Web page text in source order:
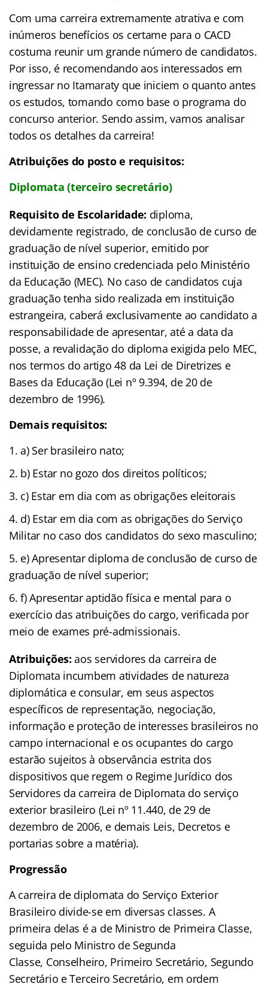
Com uma carreira extremamente atrativa e com
inúmeros benefícios os certame para o CACD
costuma reunir um grande número de candidatos.
Por isso, é recomendando aos interessados em
ingressar no Itamaraty que iniciem o quanto antes
os estudos, tomando como base o programa do
concurso anterior. Sendo assim, vamos analisar
todos os detalhes da carreira!
Atribuições do posto e requisitos:
Diplomata (terceiro secretário)
Requisito de Escolaridade: diploma,
devidamente registrado, de conclusão de curso de
graduação de nível superior, emitido por
instituição de ensino credenciada pelo Ministério
da Educação (MEC). No caso de candidatos cuja
graduação tenha sido realizada em instituição
estrangeira, caberá exclusivamente ao candidato a
responsabilidade de apresentar, até a data da
posse, a revalidação do diploma exigida pelo MEC,
nos termos do artigo 48 da Lei de Diretrizes e
Bases da Educação (Lei nº 9.394, de 20 de
dezembro de 1996).
Demais requisitos:
a) Ser brasileiro nato;
b) Estar no gozo dos direitos políticos;
c) Estar em dia com as obrigações eleitorais
d) Estar em dia com as obrigações do Serviço
Militar no caso dos candidatos do sexo masculino;
e) Apresentar diploma de conclusão de curso de
graduação de nível superior;
f) Apresentar aptidão física e mental para o
exercício das atribuições do cargo, verificada por
meio de exames pré-admissionais.
Atribuições: aos servidores da carreira de
Diplomata incumbem atividades de natureza
diplomática e consular, em seus aspectos
específicos de representação, negociação,
informação e proteção de interesses brasileiros no
campo internacional e os ocupantes do cargo
estarão sujeitos à observância estrita dos
dispositivos que regem o Regime Jurídico dos
Servidores da carreira de Diplomata do serviço
exterior brasileiro (Lei nº 11.440, de 29 de
dezembro de 2006, e demais Leis, Decretos e
portarias sobre a matéria).
Progressão
A carreira de diplomata do Serviço Exterior
Brasileiro divide-se em diversas classes. A
primeira delas é a de Ministro de Primeira Classe,
seguida pelo Ministro de Segunda
Classe, Conselheiro, Primeiro Secretário, Segundo
Secretário e Terceiro Secretário, em ordem